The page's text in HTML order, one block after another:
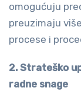
omogućuju
preuzimaju
procese i
2. Strateško
radne snage